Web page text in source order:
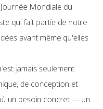
Mondiale du
qui fait partie de notre
avant même qu'elles
jamais seulement
de conception et
un besoin concret — un